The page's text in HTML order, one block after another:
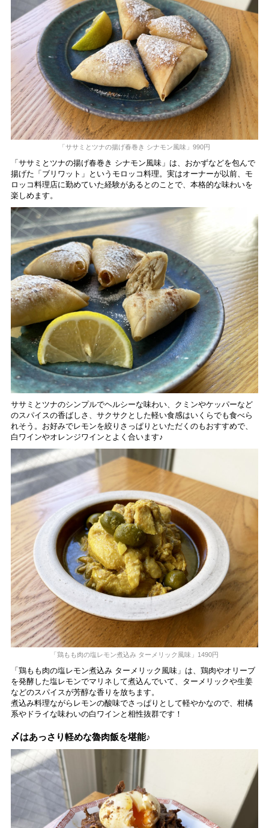
「ササミとツナの揚げ春巻き シナモン風味」990円
「ササミとツナの揚げ春巻き シナモン風味」は、おかずなどを包んで
揚げた「ブリワット」というモロッコ料理。実はオーナーが以前、モ
ロッコ料理店に勤めていた経験があるとのことで、本格的な味わいを
楽しめます。
ササミとツナのシンプルでヘルシーな味わい、クミンやケッパーなど
のスパイスの香ばしさ、サクサクとした軽い食感はいくらでも食べら
れそう。お好みでレモンを絞りさっぱりといただくのもおすすめで、
白ワインやオレンジワインとよく合います♪
「鶏もも肉の塩レモン煮込み ターメリック風味」1490円
「鶏もも肉の塩レモン煮込み ターメリック風味」は、鶏肉やオリーブ
を発酵した塩レモンでマリネして煮込んでいて、ターメリックや生姜
などのスパイスが芳醇な香りを放ちます。
煮込み料理ながらレモンの酸味でさっぱりとして軽やかなので、柑橘
系やドライな味わいの白ワインと相性抜群です！
〆はあっさり軽めな魯肉飯を堪能♪